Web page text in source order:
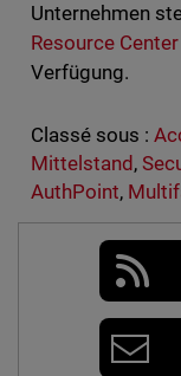
Unternehmen
Resource Center
Verfügung.
Classé sous :
Mittelstand ,
AuthPoint,